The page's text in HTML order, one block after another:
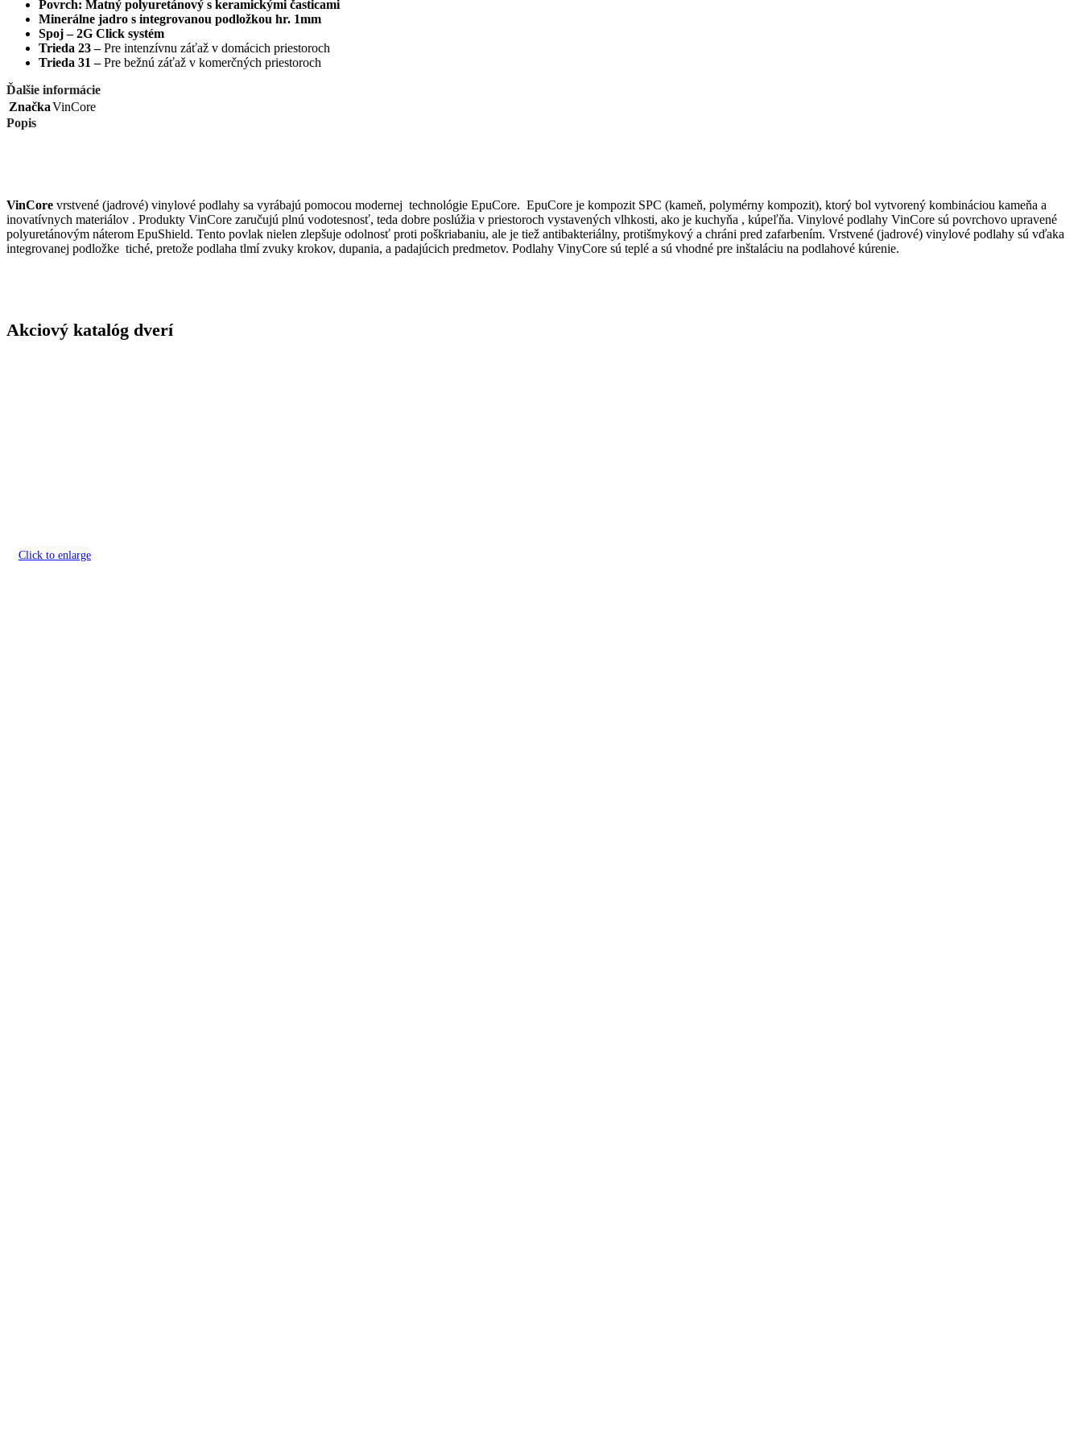
Click to enlarge
Povrch: Matný polyuretánový s keramickými časticami
Minerálne jadro s integrovanou podložkou hr. 1mm
Spoj – 2G Click systém
Trieda 23 –Pre intenzívnu záťaž v domácich priestoroch
Trieda 31 –Pre bežnú záťaž v komerčných priestoroch
Ďalšie informácie
ZnačkaVinCore
Popis
VinCore vrstvené (jadrové) vinylové podlahy sa vyrábajú pomocou modernej technológie EpuCore. EpuCore je kompozit SPC (kameň, polymérny kompozit), ktorý bol vytvorený kombináciou kameňa a
inovatívnych materiálov . Produkty VinCore zaručujú plnú vodotesnosť, teda dobre poslúžia v priestoroch vystavených vlhkosti, ako je kuchyňa , kúpeľňa. Vinylové podlahy VinCore sú povrchovo upravené
polyuretánovým náterom EpuShield. Tento povlak nielen zlepšuje odolnosť proti poškriabaniu, ale je tiež antibakteriálny, protišmykový a chráni pred zafarbením. Vrstvené (jadrové) vinylové podlahy sú vďaka
integrovanej podložke tiché, pretože podlaha tlmí zvuky krokov, dupania, a padajúcich predmetov. Podlahy VinyCore sú teplé a sú vhodné pre inštaláciu na podlahové kúrenie.
Akciový katalóg dverí